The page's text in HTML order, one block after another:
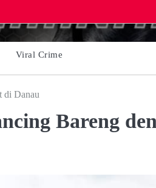
Viral Crime
di Danau
Bareng